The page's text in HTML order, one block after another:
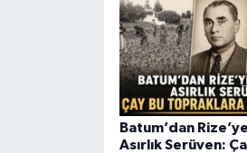
Batum’dan
Asırlık Serüven: